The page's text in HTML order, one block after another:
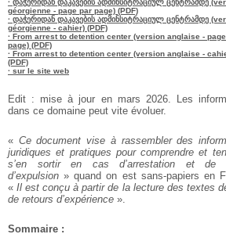
· დაჭერიდან დაკავების ადმინსიტრაციულ ცენტრამდე
géorgienne - page par page) (PDF)
· დაჭერიდან დაკავების ადმინსიტრაციულ ცენტრამდე
géorgienne - cahier) (PDF)
· From arrest to detention center (version anglaise -
page) (PDF)
· From arrest to detention center (version anglaise -
(PDF)
· sur le site web
Edit : mise à jour en mars 2026. Les
dans ce domaine peut vite évoluer.
« Ce document vise à rassembler des
juridiques et pratiques pour comprendre et
s’en sortir en cas d’arrestation et de
d’expulsion » quand on est sans-papiers en
«Il est conçu à partir de la lecture des textes
de retours d’expérience ».
Sommaire :